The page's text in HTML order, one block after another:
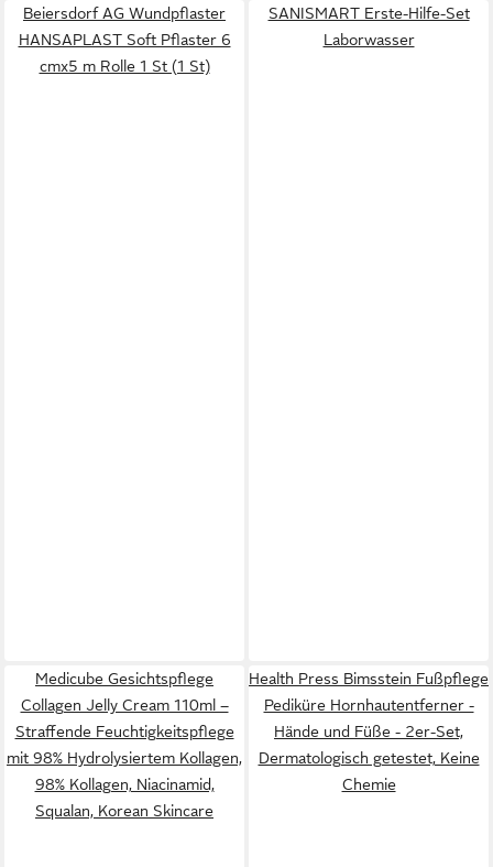
Beiersdorf AG Wundpflaster
HANSAPLAST Soft Pflaster 6
cmx5 m Rolle 1 St (1 St)
SANISMART Erste-Hilfe-Set
Laborwasser
Medicube Gesichtspflege
Collagen Jelly Cream 110ml –
Straffende Feuchtigkeitspflege
mit 98% Hydrolysiertem Kollagen,
98% Kollagen, Niacinamid,
Squalan, Korean Skincare
Health Press Bimsstein Fußpflege
Pediküre Hornhautentferner -
Hände und Füße - 2er-Set,
Dermatologisch getestet, Keine
Chemie